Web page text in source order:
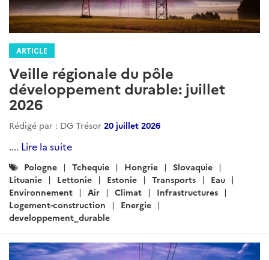
ARTICLE
Veille régionale du pôle
développement durable: juillet
2026
Rédigé par : DG Trésor 20 juillet 2026
.... Lire la suite
Catégories
:
Pologne Tchequie Hongrie
Slovaquie
Lituanie
Lettonie Estonie Transports
Eau
Environnement
Air Climat
Infrastructures
Logement-construction
Energie
developpement_durable